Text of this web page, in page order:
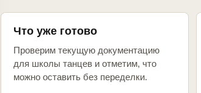
Что уже готово
Проверим текущую документацию
для школы танцев и отметим, что
можно оставить без переделки.